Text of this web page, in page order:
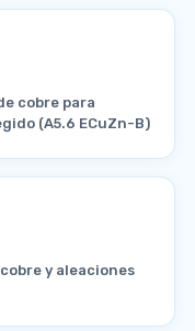
cobre para
(A5.6 ECuZn-B)
y aleaciones